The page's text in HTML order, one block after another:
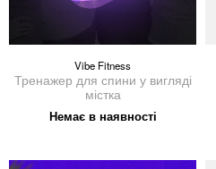
Vibe Fitness
Тренажер для спини у вигляді
містка
Немає в наявності